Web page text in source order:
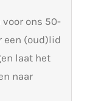
ons 50-
een (oud)lid
laat het
naar